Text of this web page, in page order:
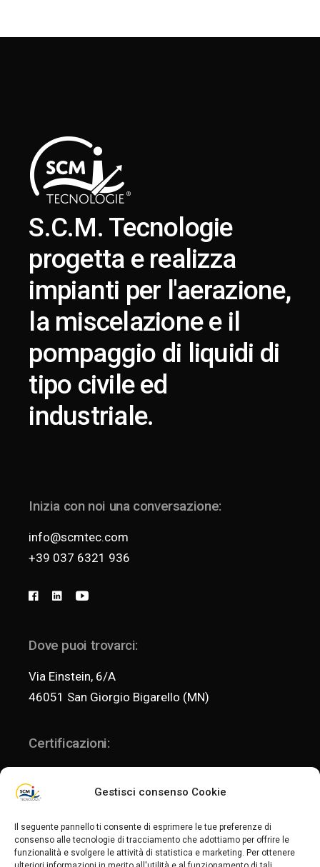
Gestisci consenso Cookie
Il seguente pannello ti consente di esprimere le tue preferenze di
consenso alle tecnologie di tracciamento che adottiamo per offrire le
funzionalità e svolgere le attività di statistica e marketing. Per ottenere
S.C.M. Tecnologie
progetta e realizza
impianti per l'aerazione,
la miscelazione e il
pompaggio di liquidi di
tipo civile ed
industriale.
Inizia con noi una conversazione:
info@scmtec.com
+39 037 6321 936
Dove puoi trovarci:
Via Einstein, 6/A
46051 San Giorgio Bigarello (MN)
Certificazioni:
ISO 14001:2015